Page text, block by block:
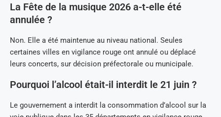
La Fête de la musique 2026 a-t-elle été
annulée ?
Non. Elle a été maintenue au niveau national. Seules
certaines villes en vigilance rouge ont annulé ou déplacé
leurs concerts, sur décision préfectorale ou municipale.
Pourquoi l’alcool était-il interdit le 21 juin ?
Le gouvernement a interdit la consommation d’alcool sur la